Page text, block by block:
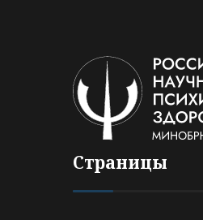
Страницы